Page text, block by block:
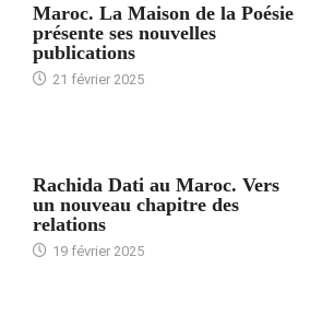
Maroc. La Maison de la Poésie
présente ses nouvelles
publications
21 février 2025
Rachida Dati au Maroc. Vers
un nouveau chapitre des
relations
19 février 2025